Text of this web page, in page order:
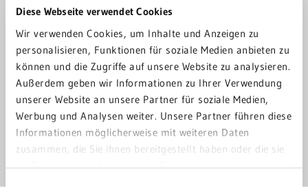
Diese Webseite verwendet Cookies
Wir verwenden Cookies, um Inhalte und Anzeigen zu
personalisieren, Funktionen für soziale Medien anbieten zu
können und die Zugriffe auf unsere Website zu analysieren.
Außerdem geben wir Informationen zu Ihrer Verwendung
unserer Website an unsere Partner für soziale Medien,
Werbung und Analysen weiter. Unsere Partner führen diese
Informationen möglicherweise mit weiteren Daten
zusammen, die Sie ihnen bereitgestellt haben oder die sie
im Rahmen Ihrer Nutzung der Dienste gesammelt haben.
GRN-KLINIK WEINHEIM
06201 89-0
klinik-weinheim@grn.de
Röntgenstraße 1
69469 Weinheim
ANFAHRT